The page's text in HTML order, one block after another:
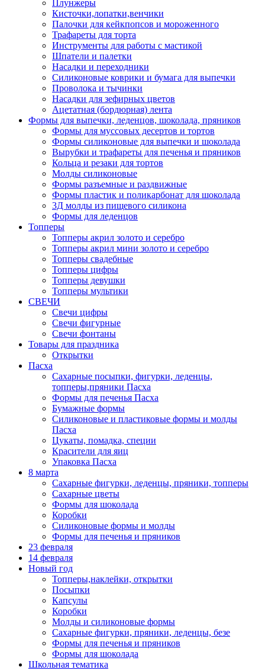
Плунжеры
Кисточки,лопатки,венчики
Палочки для кейкпопсов и мороженного
Трафареты для торта
Инструменты для работы с мастикой
Шпатели и палетки
Насадки и переходники
Силиконовые коврики и бумага для выпечки
Проволока и тычинки
Насадки для зефирных цветов
Ацетатная (бордюрная) лента
Формы для выпечки, леденцов, шоколада, пряников
Формы для муссовых десертов и тортов
Формы силиконовые для выпечки и шоколада
Вырубки и трафареты для печенья и пряников
Кольца и резаки для тортов
Молды силиконовые
Формы разъемные и раздвижные
Формы пластик и поликарбонат для шоколада
3Д молды из пищевого силикона
Формы для леденцов
Топперы
Топперы акрил золото и серебро
Топперы акрил мини золото и серебро
Топперы свадебные
Топперы цифры
Топперы девушки
Топперы мультики
СВЕЧИ
Свечи цифры
Свечи фигурные
Свечи фонтаны
Товары для праздника
Открытки
Пасха
Сахарные посыпки, фигурки, леденцы,
топперы,пряники Пасха
Формы для печенья Пасха
Бумажные формы
Силиконовые и пластиковые формы и молды
Пасха
Цукаты, помадка, специи
Красители для яиц
Упаковка Пасха
8 марта
Сахарные фигурки, леденцы, пряники, топперы
Сахарные цветы
Формы для шоколада
Коробки
Силиконовые формы и молды
Формы для печенья и пряников
23 февраля
14 февраля
Новый год
Топперы,наклейки, открытки
Посыпки
Капсулы
Коробки
Молды и силиконовые формы
Сахарные фигурки, пряники, леденцы, безе
Формы для печенья и пряников
Формы для шоколада
Школьная тематика